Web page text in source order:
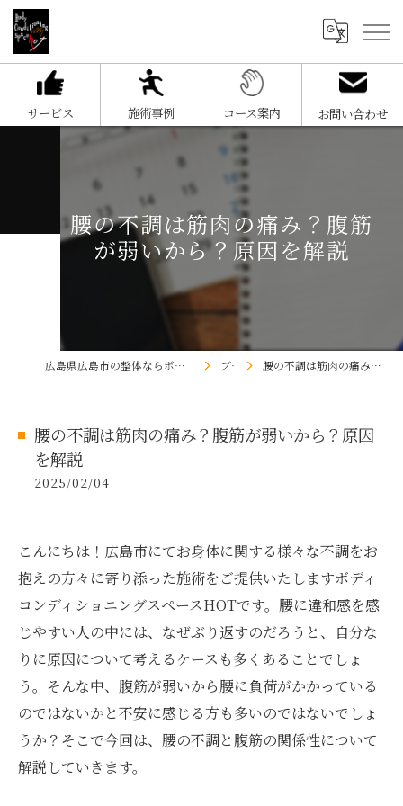
サービス 施術事例 コース案内 お問い合わせ
腰の不調は筋肉の痛み？腹筋
が弱いから？原因を解説
広島県広島市の整体ならボディコンディショニングスペースHOT ブログ 腰の不調は筋肉の痛み？腹筋が弱いから？原因を解説
腰の不調は筋肉の痛み？腹筋が弱いから？原因
を解説
2025/02/04
こんにちは！広島市にてお身体に関する様々な不調をお
抱えの方々に寄り添った施術をご提供いたしますボディ
コンディショニングスペースHOTです。腰に違和感を感
じやすい人の中には、なぜぶり返すのだろうと、自分な
りに原因について考えるケースも多くあることでしょ
う。そんな中、腹筋が弱いから腰に負荷がかかっている
のではないかと不安に感じる方も多いのではないでしょ
うか？そこで今回は、腰の不調と腹筋の関係性について
解説していきます。